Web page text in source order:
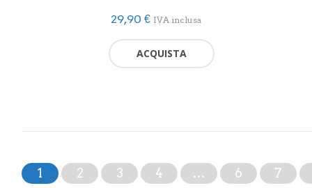
29,90 € IVA inclusa
ACQUISTA
1 2 3 4 … 6 7